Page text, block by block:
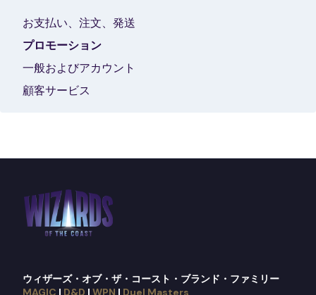
お支払い、注文、発送
プロモーション
一般およびアカウント
顧客サービス
ウィザーズ・オブ・ザ・コースト・ブランド・ファミリー
MAGIC | D&D | WPN | Duel Masters